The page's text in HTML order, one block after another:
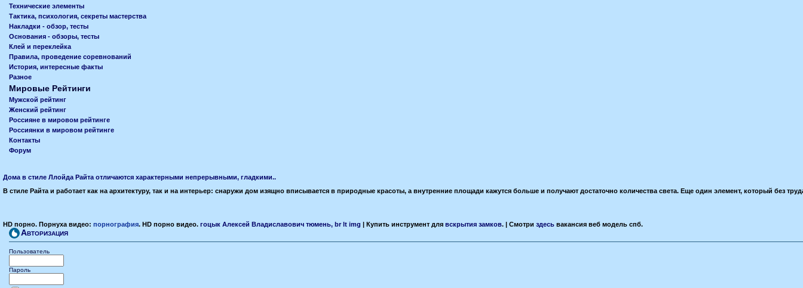
Технические элементы
Тактика, психология, секреты мастерства
Накладки - обзор, тесты
Основания - обзоры, тесты
Клей и переклейка
Правила, проведение соревнований
История, интересные факты
Разное
Мировые Рейтинги
Мужской рейтинг
Женский рейтинг
Россияне в мировом рейтинге
Россиянки в мировом рейтинге
Контакты
Форум
Дома в стиле Ллойда Райта отличаются характерными непрерывными, гладкими..
В стиле Райта и работает как на архитектуру, так и на интерьер: снаружи дом изящно вписывается в природные красоты, а внутренние площади кажутся больше и получают достаточно количества света. Еще один элемент, который без
HD порно. Порнуха видео: порнография. HD порно видео. гоцык Алексей Владиславович тюмень, br lt img | Купить инструмент для вскрытия замков. | Смотри здесь вакансия веб модель спб.
Авторизация
Пользователь
Пароль